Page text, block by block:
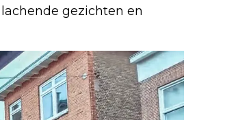
gezichten en